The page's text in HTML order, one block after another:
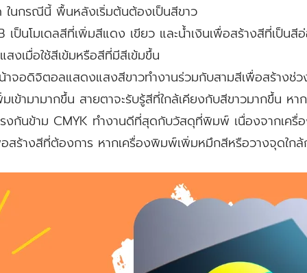
ในกรณีนี้ พื้นหลังเริ่มต้นต้องเป็นสีขาว
เป็นโมเดลสีที่เพิ่มสีแดง เขียว และน้ำเงินเพื่อสร้างสีที่เป็นสี
งเมื่อใช้สีเข้มหรือสีที่มีสีเข้มขึ้น
จอดิจิตอลแสดงแสงสีขาวทำงานร่วมกับสามสีเพื่อสร้างช่
ข้ามามากขึ้น สายตาจะรับรู้สีที่ใกล้เคียงกับสีขาวมากขึ้น หา
งกันข้าม CMYK ทำงานดีที่สุดกับวัสดุที่พิมพ์ เนื่องจากเค
สร้างสีที่ต้องการ หากเครื่องพิมพ์เพิ่มหมึกสีหรือวางจุดใก